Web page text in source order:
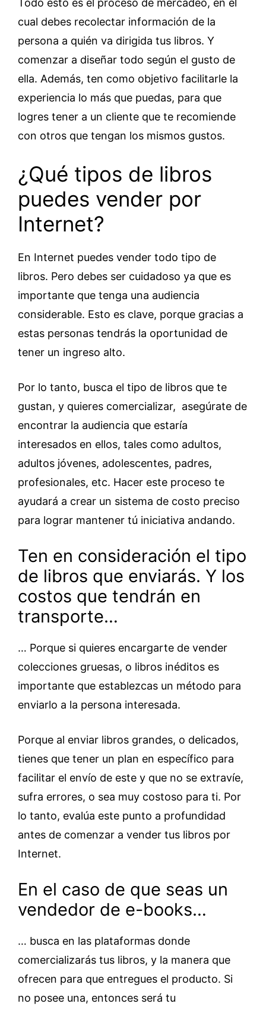
Todo esto es el proceso de mercadeo, en el
cual debes recolectar información de la
persona a quién va dirigida tus libros. Y
comenzar a diseñar todo según el gusto de
ella. Además, ten como objetivo facilitarle la
experiencia lo más que puedas, para que
logres tener a un cliente que te recomiende
con otros que tengan los mismos gustos.
¿Qué tipos de libros
puedes vender por
Internet?
En Internet puedes vender todo tipo de
libros. Pero debes ser cuidadoso ya que es
importante que tenga una audiencia
considerable. Esto es clave, porque gracias a
estas personas tendrás la oportunidad de
tener un ingreso alto.
Por lo tanto, busca el tipo de libros que te
gustan, y quieres comercializar, asegúrate de
encontrar la audiencia que estaría
interesados en ellos, tales como adultos,
adultos jóvenes, adolescentes, padres,
profesionales, etc. Hacer este proceso te
ayudará a crear un sistema de costo preciso
para lograr mantener tú iniciativa andando.
Ten en consideración el tipo
de libros que enviarás. Y los
costos que tendrán en
transporte…
… Porque si quieres encargarte de vender
colecciones gruesas, o libros inéditos es
importante que establezcas un método para
enviarlo a la persona interesada.
Porque al enviar libros grandes, o delicados,
tienes que tener un plan en específico para
facilitar el envío de este y que no se extravíe,
sufra errores, o sea muy costoso para ti. Por
lo tanto, evalúa este punto a profundidad
antes de comenzar a vender tus libros por
Internet.
En el caso de que seas un
vendedor de e-books…
… busca en las plataformas donde
comercializarás tus libros, y la manera que
ofrecen para que entregues el producto. Si
no posee una, entonces será tu